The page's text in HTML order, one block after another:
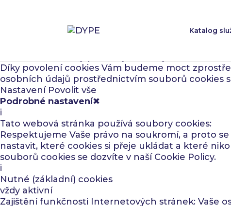
Díky povolení cookies Vám budeme moct
osobních údajů prostřednictvím souborů cookies
Nastavení Povolit vše
Podrobné nastavení✖
i
Tato webová stránka používá soubory cookies:
Respektujeme Vaše právo na soukromí, a proto
nastavit, které cookies si přeje ukládat a které
souborů cookies se dozvíte v naší Cookie Policy.
i
Nutné (základní) cookies
vždy aktivní
Zajištění funkčnosti Internetových stránek: Vaše
Katalog